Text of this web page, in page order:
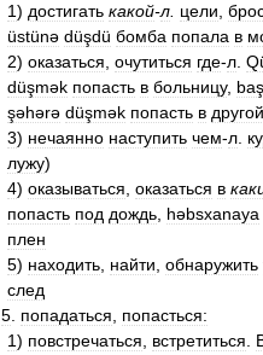
1) достигать какой-л цели
üstünə düşdü бомба попала в
2) оказаться очутиться где-л
düşmək попасть в больницу,
şəhərə düşmək попасть в другой
3) нечаянно наступить чем-л
лужу)
4) оказываться оказаться в
попасть под дождь həbsxanaya
плен
5) находить найти обнаружить
след
5 попадаться
попасться:
1) повстречаться встретиться